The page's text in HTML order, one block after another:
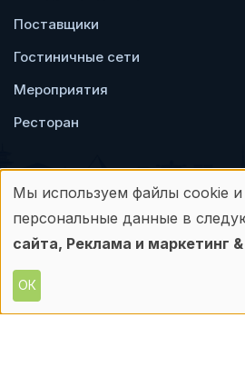
Поставщики
Гостиничные сети
Мероприятия
Ресторан
Пользовательское
соглашение
Любое использование
Использование
персональных
данных
и
Мы используем файлы cookie
персональные данные в
сайта, Реклама и маркетинг
ОК